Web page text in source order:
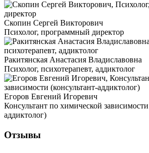
Скопин Сергей Викторович
Психолог, программный директор
Ракитянская Анастасия Владиславовна
Психолог, психотерапевт, аддиктолог
Егоров Евгений Игоревич
Консультант по химической
аддиктолог)
Отзывы